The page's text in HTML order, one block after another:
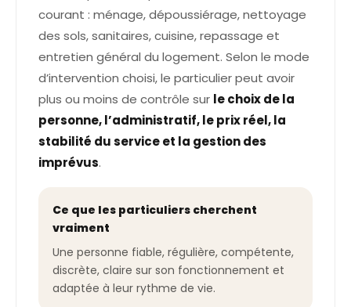
courant : ménage, dépoussiérage, nettoyage
des sols, sanitaires, cuisine, repassage et
entretien général du logement. Selon le mode
d’intervention choisi, le particulier peut avoir
plus ou moins de contrôle sur le choix de la
personne, l’administratif, le prix réel, la
stabilité du service et la gestion des
imprévus.
Ce que les particuliers cherchent
vraiment
Une personne fiable, régulière, compétente,
discrète, claire sur son fonctionnement et
adaptée à leur rythme de vie.